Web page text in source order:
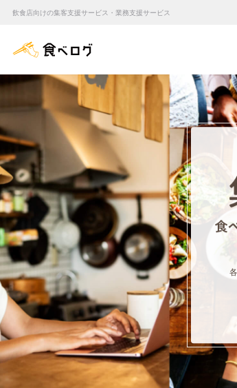
飲食店向けの集客支援サービス・業務支援サービス